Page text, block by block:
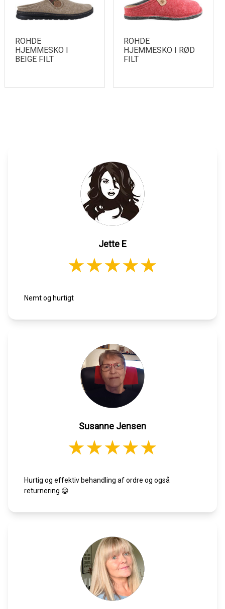
ROHDE
HJEMMESKO I
BEIGE FILT
ROHDE
HJEMMESKO I RØD
FILT
Jette E
Nemt og hurtigt
Susanne Jensen
Hurtig og effektiv behandling af ordre og også
returnering 😀